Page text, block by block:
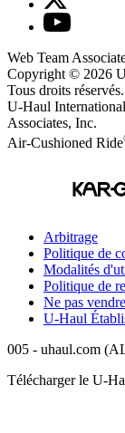
Web Team
Copyright © 2026
Tous droits réservés.
U-Haul
Associates, Inc.
Air-Cushioned Ride
Arbitrage
Politique de
Modalités
Politique de
Ne pas
U-Haul
005 - uhaul.com
Télécharger le U-